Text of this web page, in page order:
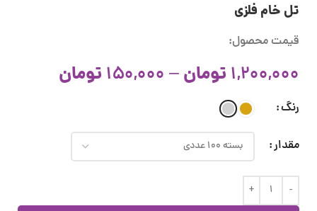
تل خام فلزی
قیمت محصول:
1,200,000 تومان–
150,000 تومان
رنگ
مقدار